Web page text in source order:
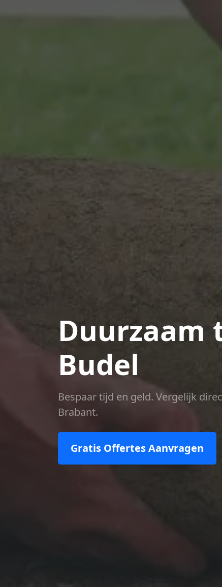
Duurzaam
Budel
Bespaar tijd en geld. Vergelijk
Brabant.
Gratis Offertes Aanvragen